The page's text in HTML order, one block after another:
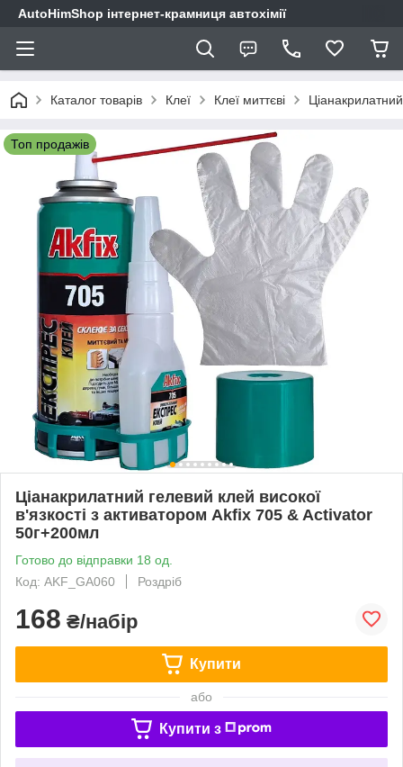
AutoHimShop інтернет-крамниця автохімії
Каталог товарів Клеї Клеї миттєві
Топ продажів
Ціанакрилатний гелевий клей високої
в'язкості з активатором Akfix 705 & Activator
50г+200мл
Готово до відправки 18 од.
Код: AKF_GA060
Роздріб
168 ₴/набір
Купити
або
Купити з